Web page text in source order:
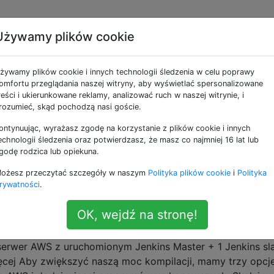
jako continuous-
kopii kodu roboczego programisty do
pytań dotyczących konkretnego systemu CI,
a automatyzacją?
chodzi głównie o automatyzację takich rzeczy, jak
automatyzacja, a zaczyna DevOps?
AWS z uruchomionym Jenkins Master + 1 Jenkins
Aby zwiększyć naszą moc kompilacji, mamy trzy
plików cookie
plików cookie i innych technologii śledzenia w celu poprawy
przeglądania naszej witryny, aby wyświetlać spersonalizowane
i ukierunkowane reklamy, analizować ruch w naszej witrynie, i
skąd pochodzą nasi goście.
wyrażasz zgodę na korzystanie z plików cookie i innych
śledzenia oraz potwierdzasz, że masz co najmniej 16 lat lub
rodzica lub opiekuna.
przeczytać szczegóły w naszym Polityka plików cookie i Polityka
.
OK, wejdź na stronę!